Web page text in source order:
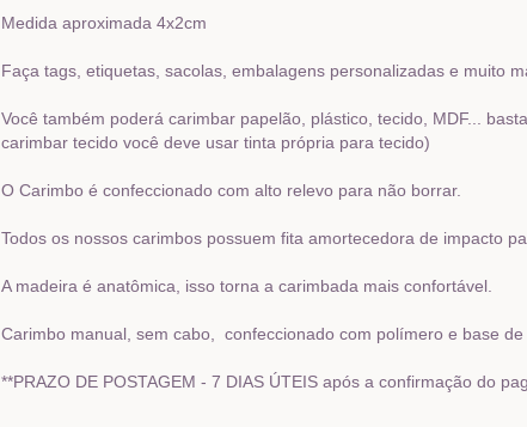
Medida aproximada 4x2cm
Faça tags, etiquetas, sacolas, embalagens personalizadas e muito
Você também poderá carimbar papelão, plástico, tecido, MDF...
carimbar tecido você deve usar tinta própria para tecido)
O Carimbo é confeccionado com alto relevo para não borrar.
Todos os nossos carimbos possuem fita amortecedora de impacto
A madeira é anatômica, isso torna a carimbada mais confortável.
Carimbo manual, sem cabo, confeccionado com polímero e base de
**PRAZO DE POSTAGEM - 7 DIAS ÚTEIS após a confirmação do